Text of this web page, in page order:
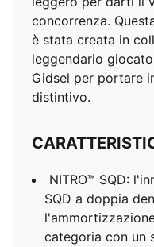
concorrenza.
è stata creata in
leggendario
Gidsel per portare
distintivo.
NITRO™ SQD:
SQD a doppia
categoria con un